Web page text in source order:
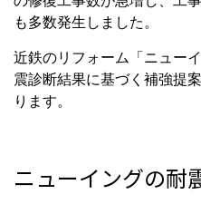
も多数発生しました。
近鉄のリフォーム「ニュー
震診断結果に基づく補強提
ります。
ニューイングの耐